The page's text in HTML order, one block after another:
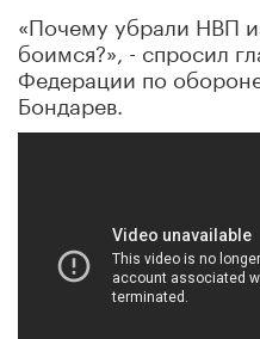
«Почему убрали НВП
боимся?», - спросил
Федерации по
Бондарев.